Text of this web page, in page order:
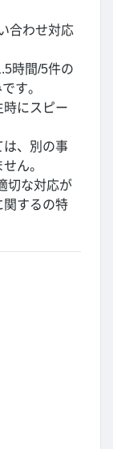
合わせ対応
時間/5件の
す。
時にスピー
は、別の事
ん。
切な対応が
関するの特